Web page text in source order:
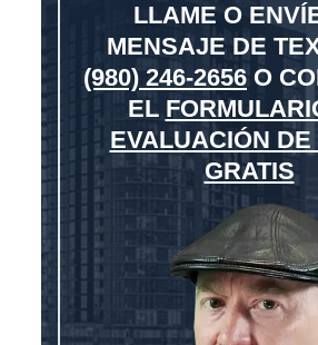
LLAME O
MENSAJE DE
(980) 246-2656 O
EL
EVALUACIÓN
GRATIS